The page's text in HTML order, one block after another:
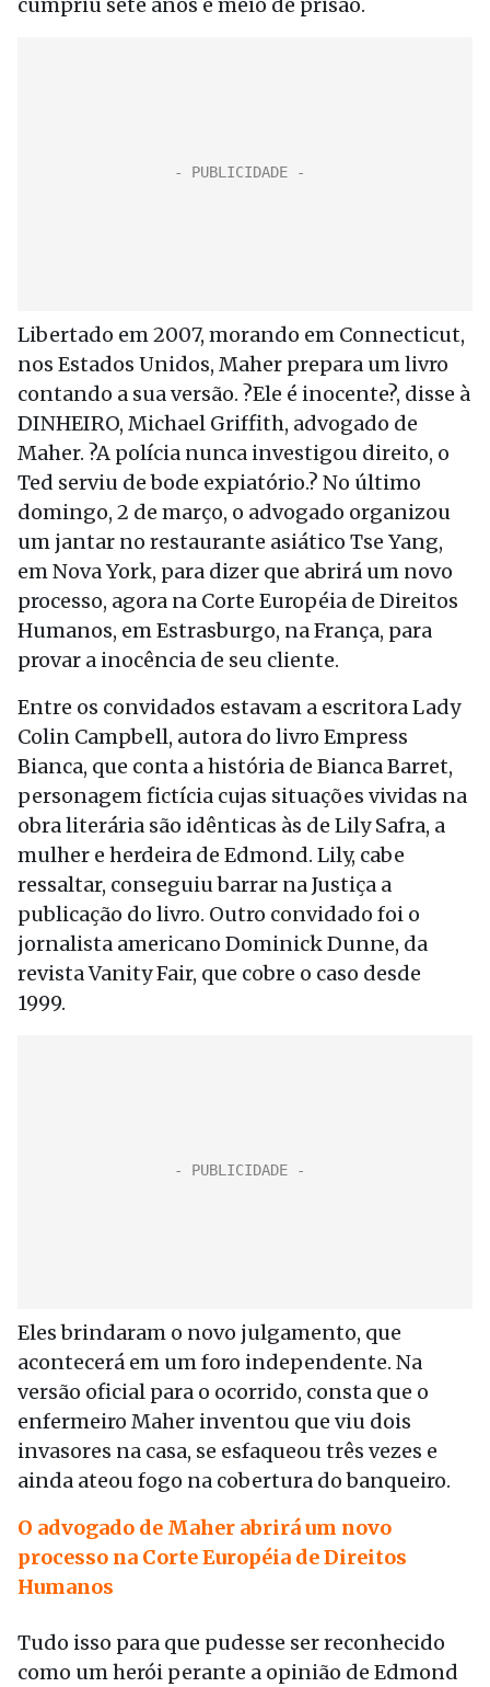
Libertado em 2007, morando em Connecticut,
nos Estados Unidos, Maher prepara um livro
contando a sua versão. ?Ele é inocente?, disse à
DINHEIRO, Michael Griffith, advogado de
Maher. ?A polícia nunca investigou direito, o
Ted serviu de bode expiatório.? No último
domingo, 2 de março, o advogado organizou
um jantar no restaurante asiático Tse Yang,
em Nova York, para dizer que abrirá um novo
processo, agora na Corte Européia de Direitos
Humanos, em Estrasburgo, na França, para
provar a inocência de seu cliente.
Entre os convidados estavam a escritora Lady
Colin Campbell, autora do livro Empress
Bianca, que conta a história de Bianca Barret,
personagem fictícia cujas situações vividas na
obra literária são idênticas às de Lily Safra, a
mulher e herdeira de Edmond. Lily, cabe
ressaltar, conseguiu barrar na Justiça a
publicação do livro. Outro convidado foi o
jornalista americano Dominick Dunne, da
revista Vanity Fair, que cobre o caso desde
1999.
Eles brindaram o novo julgamento, que
acontecerá em um foro independente. Na
versão oficial para o ocorrido, consta que o
enfermeiro Maher inventou que viu dois
invasores na casa, se esfaqueou três vezes e
ainda ateou fogo na cobertura do banqueiro.
O advogado de Maher abrirá um novo
processo na Corte Européia de Direitos
Humanos
Tudo isso para que pudesse ser reconhecido
como um herói perante a opinião de Edmond